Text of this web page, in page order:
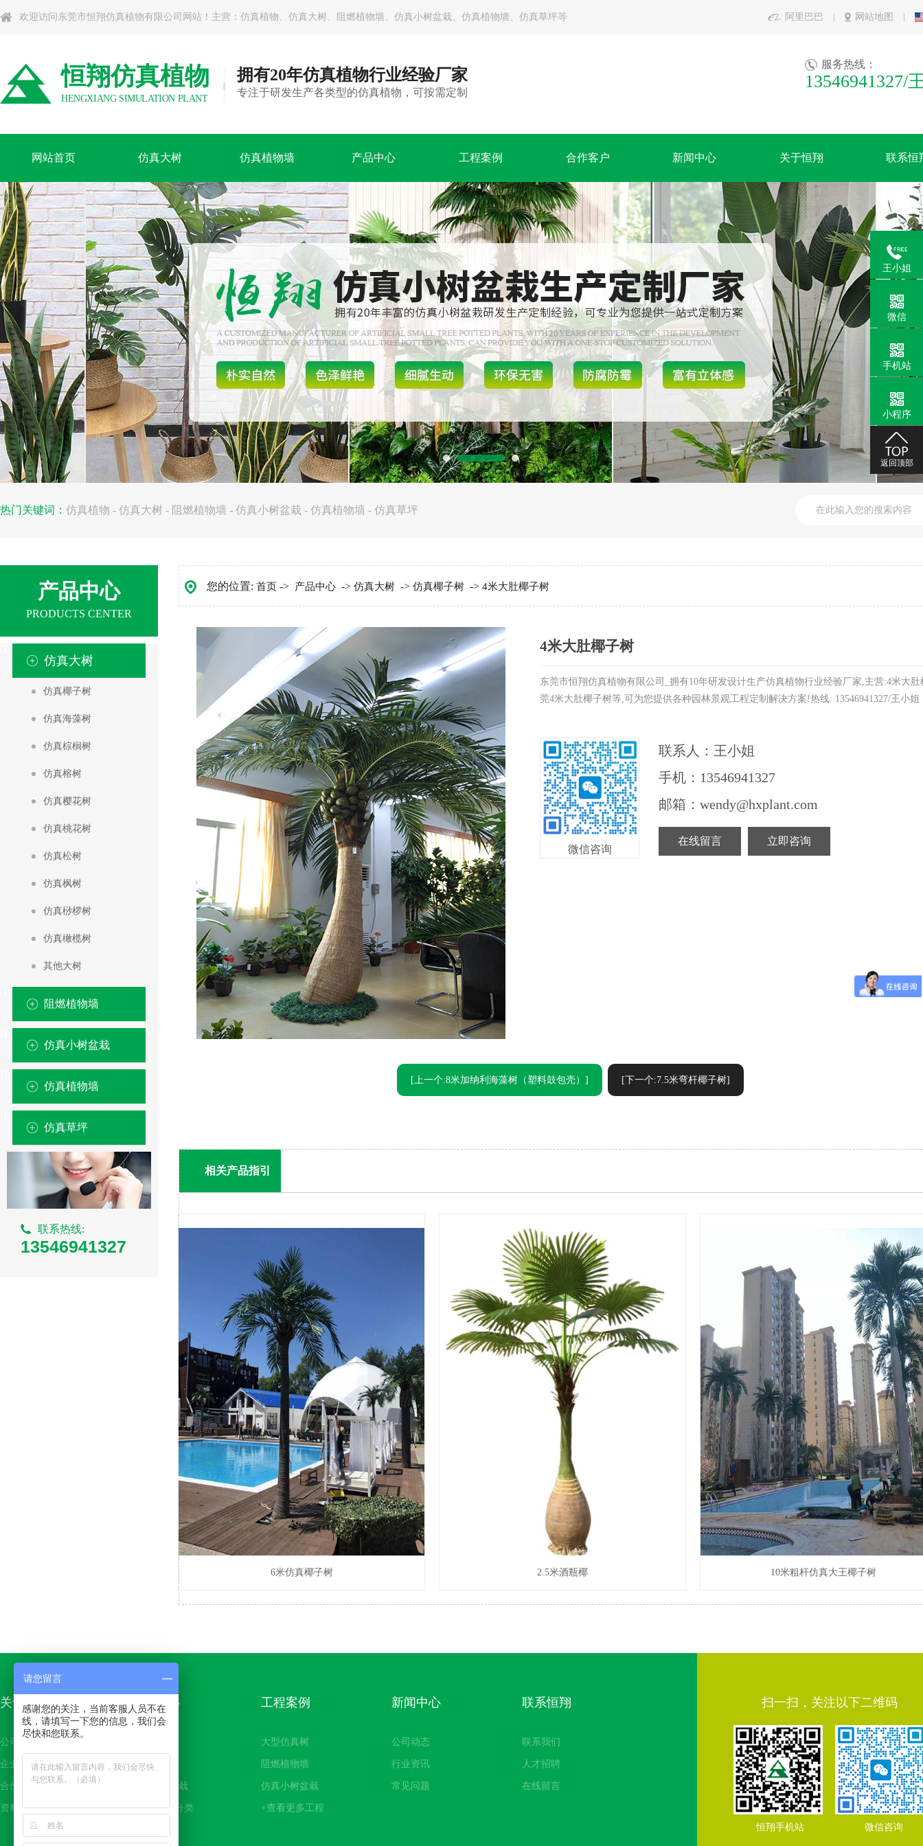
欢迎访问东莞市恒翔仿真植物有限公司网站！主营：仿真植物、仿真大树、阻燃植物墙、仿真小树盆栽、仿真植物墙、仿真草坪等 阿里巴巴 网站地图
恒翔仿真植物
HENGXIANG SIMULATION PLANT
拥有20年仿真植物行业经验厂家
专注于研发生产各类型的仿真植物，可按需定制
服务热线：
13546941327/
网站首页 仿真大树 仿真植物墙 产品中心 工程案例 合作客户 新闻中心 关于恒翔 联系恒
热门关键词： 仿真植物 - 仿真大树 - 阻燃植物墙 - 仿真小树盆栽 - 仿真植物墙 - 仿真草坪
产品中心
PRODUCTS CENTER
仿真大树
仿真椰子树
仿真海藻树
仿真棕榈树
仿真榕树
仿真樱花树
仿真桃花树
仿真松树
仿真枫树
仿真桫椤树
仿真橄榄树
其他大树
阻燃植物墙
仿真小树盆栽
仿真橄榄树
仿真葵树
仿真芭蕉树
仿真旅人蕉
仿真槟榔树
仿真洒金榕（变色木）
仿真小枫树
仿真天堂鸟
仿真豆瓣树
仿真龟背
仿真植物墙
户外UV植物墙
仿真草坪
户外抗UV草皮
运动休闲草坪
联系热线:
13546941327
您的位置: 首页 -> 产品中心 -> 仿真大树 -> 仿真椰子树 -> 4米大肚椰子树
4米大肚椰子树
东莞市恒翔仿真植物有限公司_拥有10年研发设计生产仿真植物行业经验厂家,主营:4米大肚
莞4米大肚椰子树等,可为您提供各种园林景观工程定制解决方案!热线: 13546941327/王小姐
微信咨询
联系人：王小姐
手机：13546941327
邮箱：wendy@hxplant.com
在线留言 立即咨询
[上一个:8米加纳利海藻树（塑料鼓包壳）] [下一个:7.5米弯杆椰子树]
相关产品指引
6米仿真椰子树 2.5米酒瓶椰 10米粗杆仿真大王椰子树
关于恒翔
公司简介
企业形象
合作客户
资料下载
产品中心
阻燃植物墙
仿真小树盆栽
+查看更多分类
工程案例
大型仿真树
阻燃植物墙
仿真小树盆栽
+查看更多工程
新闻中心
公司动态
行业资讯
常见问题
联系恒翔
联系我们
人才招聘
在线留言
扫一扫，关注以下二维码
恒翔手机站 微信咨询
王小姐
微信
手机站
小程序
返回顶部
请您留言
感谢您的关注，当前客服人员不在
线，请填写一下您的信息，我们会
尽快和您联系。